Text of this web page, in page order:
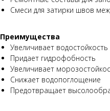
Смеси для затирки швов
Преимущества
Увеличивает водостойкость
Придает гидрофобность
Увеличивает
Снижает водопоглощение
Предотвращает